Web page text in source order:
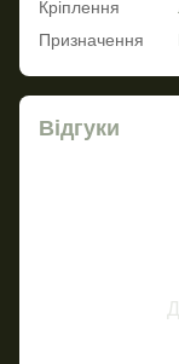
Кріплення
Призначення
Відгуки